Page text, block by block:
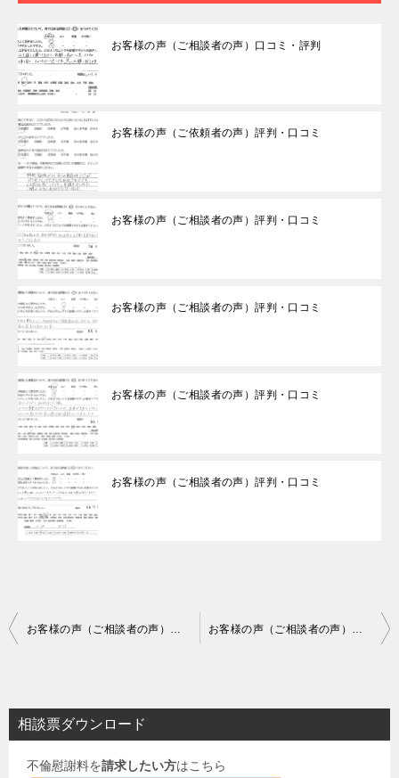
お客様の声（ご相談者の声）口コミ・評判
お客様の声（ご依頼者の声）評判・口コミ
お客様の声（ご相談者の声）評判・口コミ
お客様の声（ご相談者の声）評判・口コミ
お客様の声（ご相談者の声）評判・口コミ
お客様の声（ご相談者の声）評判・口コミ
投
ビ
ゲ
お客様の声（ご相談者の声）評判・口コミ お客様の声（ご相談者の声）評判・口コミ
相談票ダウンロード
不倫慰謝料を請求したい方はこちら